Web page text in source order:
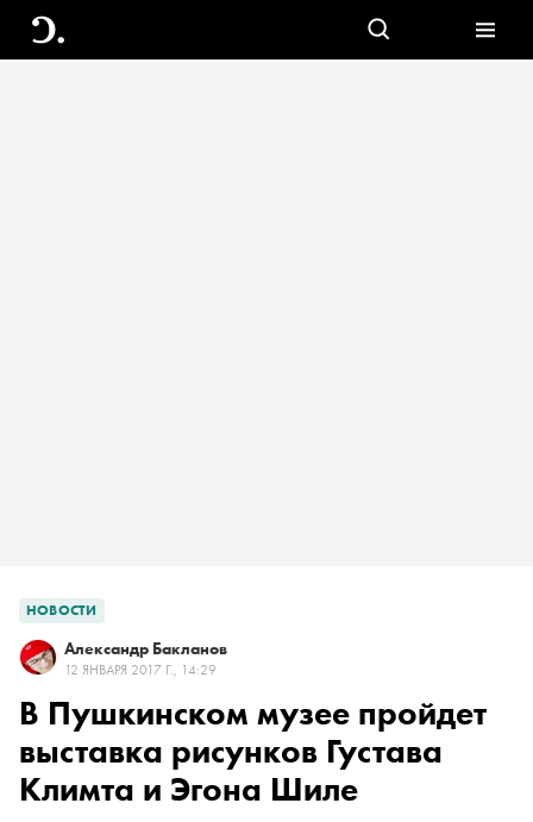
НОВОСТИ
Александр Бакланов
12 ЯНВАРЯ 2017 Г., 14:29
В Пушкинском музее пройдет
выставка рисунков Густава
Климта и Эгона Шиле